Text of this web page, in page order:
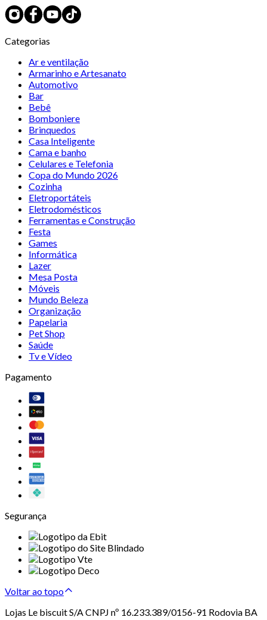
Categorias
Ar e ventilação
Armarinho e Artesanato
Automotivo
Bar
Bebê
Bomboniere
Brinquedos
Casa Inteligente
Cama e banho
Celulares e Telefonia
Copa do Mundo 2026
Cozinha
Eletroportáteis
Eletrodomésticos
Ferramentas e Construção
Festa
Games
Informática
Lazer
Mesa Posta
Móveis
Mundo Beleza
Organização
Papelaria
Pet Shop
Saúde
Tv e Vídeo
Pagamento
Segurança
Voltar ao topo
Lojas Le biscuit S/A CNPJ nº 16.233.389/0156-91 Rodovia BA